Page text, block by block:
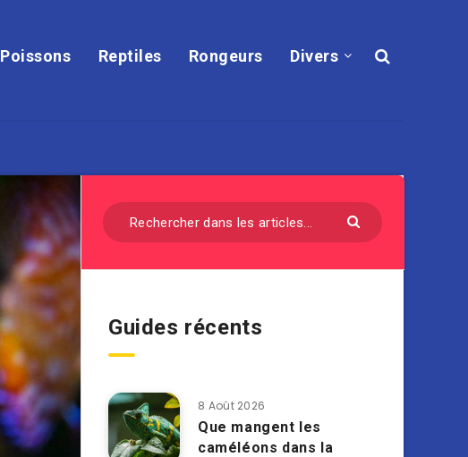
Poissons Reptiles Rongeurs Divers
Guides récents
8 Août 2026
Que mangent les
caméléons dans la